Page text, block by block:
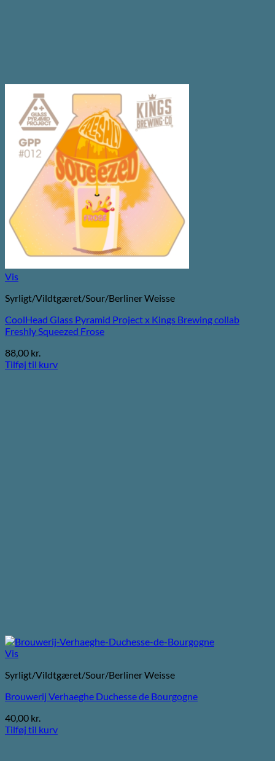
Vis
Syrligt/Vildtgæret/Sour/Berliner Weisse
CoolHead Glass Pyramid Project x Kings Brewing collab
Freshly Squeezed Frose
88,00 kr.
Tilføj til kurv
Vis
Syrligt/Vildtgæret/Sour/Berliner Weisse
Brouwerij Verhaeghe Duchesse de Bourgogne
40,00 kr.
Tilføj til kurv